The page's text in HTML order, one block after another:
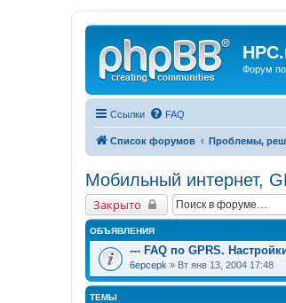
Форум
Ссылки FAQ
Список форумов Проблемы,
Мобильный интернет,
Закрыто
ОБЪЯВЛЕНИЯ
--- FAQ по GPRS.
6epcepk » Вт янв 13, 2004 17:48
ТЕМЫ